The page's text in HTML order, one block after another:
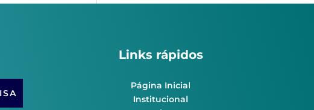
Links rápidos
Página Inicial
Institucional